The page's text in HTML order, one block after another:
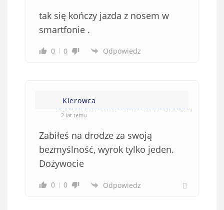
tak się kończy jazda z nosem w
smartfonie .
0 0 Odpowiedz
Kierowca
2 lat temu
Zabiłeś na drodze za swoją
bezmyślność, wyrok tylko jeden.
Dożywocie
0 0 Odpowiedz